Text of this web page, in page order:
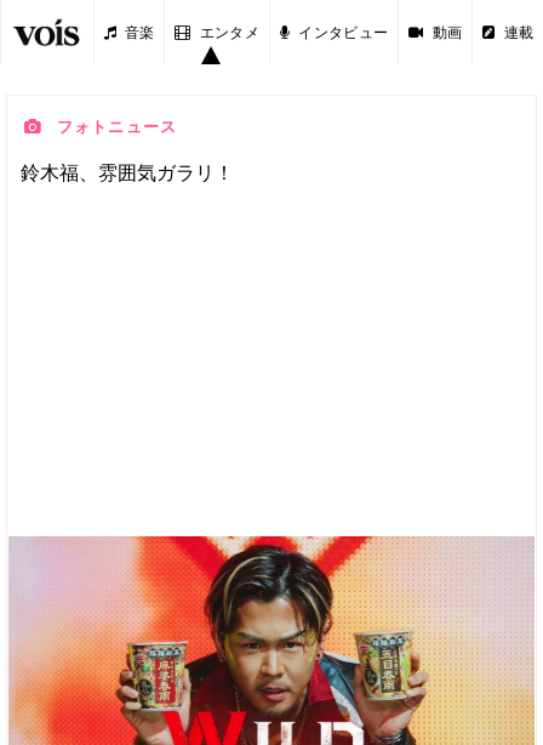
音楽 エンタメ インタビュー 動画 連載
フォトニュース
鈴木福、雰囲気ガラリ！